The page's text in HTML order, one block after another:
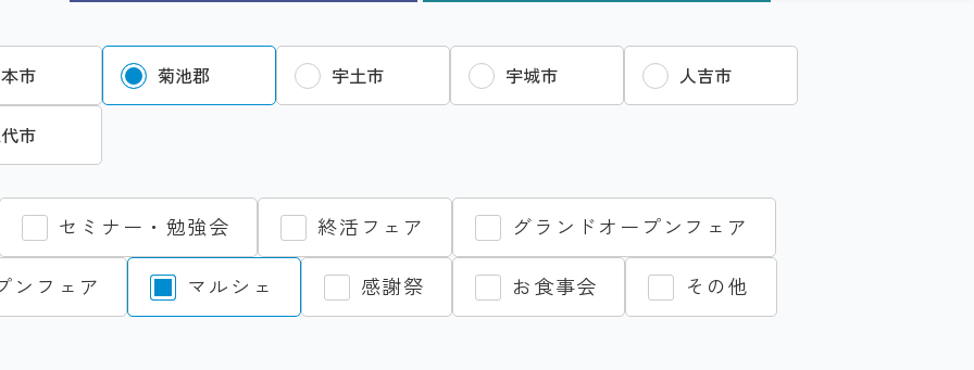
市 菊池郡 宇土市 宇城市 人吉市
市
セミナー・勉強会 終活フェア グランドオープンフェア
ンフェア マルシェ 感謝祭 お食事会 その他